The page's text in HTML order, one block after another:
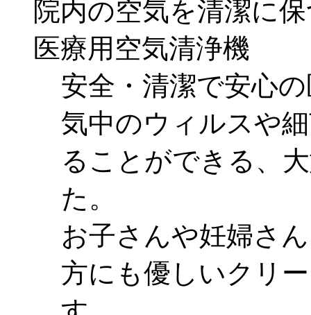
院内の空気を清潔に
医療用空気清浄機
安全・清潔で安心
気中のウィルスや
ることができる、
た。
お子さんや妊婦さ
方にも優しいクリ